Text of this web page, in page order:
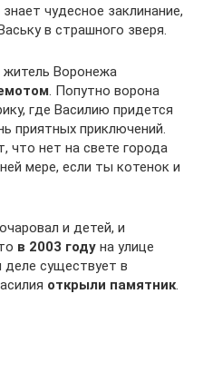
чудесное заклинание,
в страшного зверя.
житель Воронежа
. Попутно ворона
где Василию придется
приятных приключений.
что нет на свете города
мере, если ты котенок и
и детей, и
в 2003 году на улице
существует в
открыли памятник